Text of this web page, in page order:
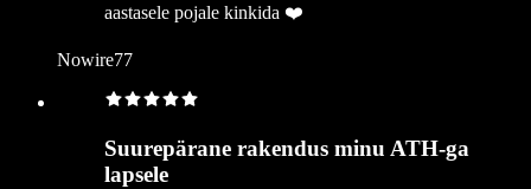
aastasele pojale kinkida ❤️
Nowire77
Suurepärane rakendus minu ATH-ga
lapsele